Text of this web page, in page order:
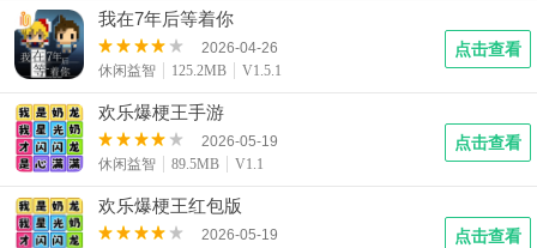
我在7年后等着你
2026-04-26
休闲益智
125.2MB V1.5.1
点击查看
欢乐爆梗王手游
2026-05-19
休闲益智
89.5MB V1.1
点击查看
欢乐爆梗王红包版
2026-05-19
点击查看